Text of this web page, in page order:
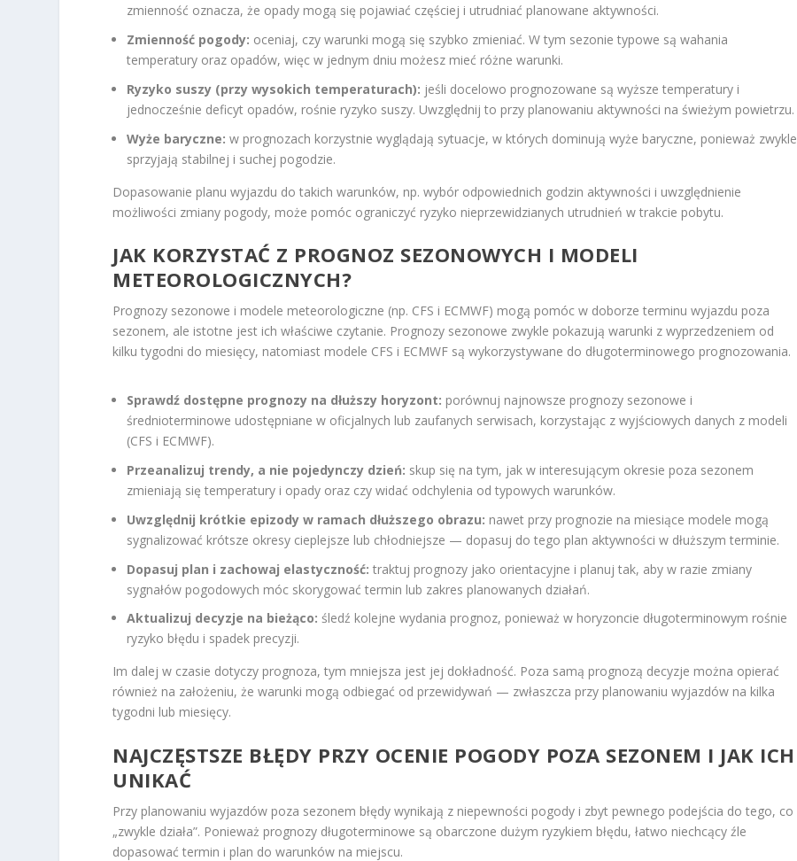
zmienność oznacza, że opady mogą się pojawiać częściej i utrudniać planowane aktywności.
Zmienność pogody: oceniaj, czy warunki mogą się szybko zmieniać. W tym sezonie typowe są wahania
temperatury oraz opadów, więc w jednym dniu możesz mieć różne warunki.
Ryzyko suszy (przy wysokich temperaturach): jeśli docelowo prognozowane są wyższe temperatury i
jednocześnie deficyt opadów, rośnie ryzyko suszy. Uwzględnij to przy planowaniu aktywności na świeżym powietrzu.
Wyże baryczne: w prognozach korzystnie wyglądają sytuacje, w których dominują wyże baryczne, ponieważ zwykle
sprzyjają stabilnej i suchej pogodzie.
Dopasowanie planu wyjazdu do takich warunków, np. wybór odpowiednich godzin aktywności i uwzględnienie
możliwości zmiany pogody, może pomóc ograniczyć ryzyko nieprzewidzianych utrudnień w trakcie pobytu.
JAK KORZYSTAĆ Z PROGNOZ SEZONOWYCH I MODELI
METEOROLOGICZNYCH?
Prognozy sezonowe i modele meteorologiczne (np. CFS i ECMWF) mogą pomóc w doborze terminu wyjazdu poza
sezonem, ale istotne jest ich właściwe czytanie. Prognozy sezonowe zwykle pokazują warunki z wyprzedzeniem od
kilku tygodni do miesięcy, natomiast modele CFS i ECMWF są wykorzystywane do długoterminowego prognozowania.
Sprawdź dostępne prognozy na dłuższy horyzont: porównuj najnowsze prognozy sezonowe i
średnioterminowe udostępniane w oficjalnych lub zaufanych serwisach, korzystając z wyjściowych danych z modeli
(CFS i ECMWF).
Przeanalizuj trendy, a nie pojedynczy dzień: skup się na tym, jak w interesującym okresie poza sezonem
zmieniają się temperatury i opady oraz czy widać odchylenia od typowych warunków.
Uwzględnij krótkie epizody w ramach dłuższego obrazu: nawet przy prognozie na miesiące modele mogą
sygnalizować krótsze okresy cieplejsze lub chłodniejsze — dopasuj do tego plan aktywności w dłuższym terminie.
Dopasuj plan i zachowaj elastyczność: traktuj prognozy jako orientacyjne i planuj tak, aby w razie zmiany
sygnałów pogodowych móc skorygować termin lub zakres planowanych działań.
Aktualizuj decyzje na bieżąco: śledź kolejne wydania prognoz, ponieważ w horyzoncie długoterminowym rośnie
ryzyko błędu i spadek precyzji.
Im dalej w czasie dotyczy prognoza, tym mniejsza jest jej dokładność. Poza samą prognozą decyzje można opierać
również na założeniu, że warunki mogą odbiegać od przewidywań — zwłaszcza przy planowaniu wyjazdów na kilka
tygodni lub miesięcy.
NAJCZĘSTSZE BŁĘDY PRZY OCENIE POGODY POZA SEZONEM I JAK ICH
UNIKAĆ
Przy planowaniu wyjazdów poza sezonem błędy wynikają z niepewności pogody i zbyt pewnego podejścia do tego, co
„zwykle działa”. Ponieważ prognozy długoterminowe są obarczone dużym ryzykiem błędu, łatwo niechcący źle
dopasować termin i plan do warunków na miejscu.